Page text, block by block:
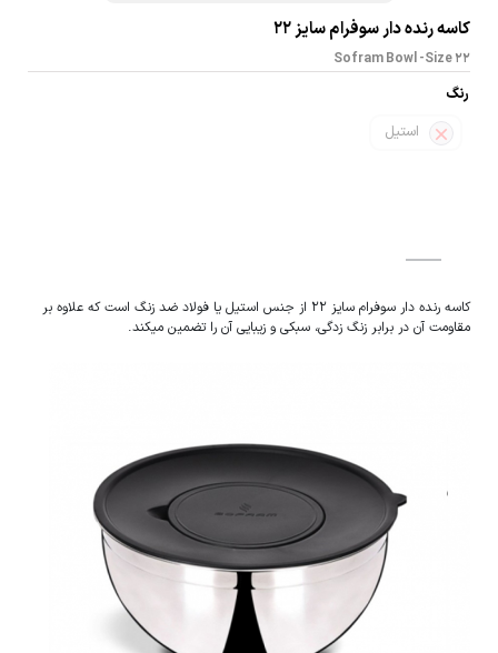
کاسه رنده دار سوفرام سایز 22
Sofram Bowl -Size 22
رنگ
استیل
کاسه رنده دار سوفرام سایز 22 از جنس استیل یا فولاد ضد زنگ است که علاوه بر
مقاومت آن در برابر زنگ زدگی، سبکی و زیبایی آن را تضمین میکند.